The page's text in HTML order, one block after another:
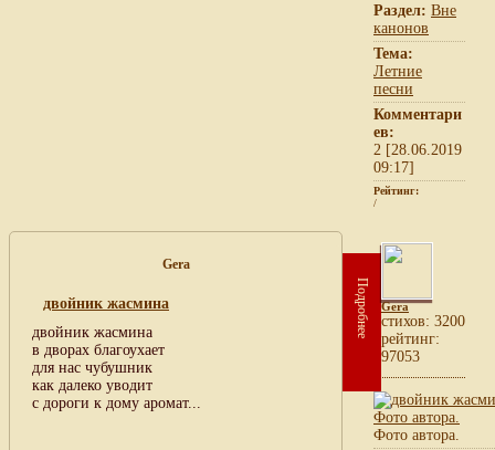
Раздел: Вне
канонов
Тема:
Летние
песни
Комментари
ев:
2 [28.06.2019
09:17]
Рейтинг:
/
Gera
двойник жасмина
двойник жасмина
в дворах благоухает
для нас чубушник
как далеко уводит
с дороги к дому аромат...
Подробнее Gera
cтихов: 3200
рейтинг:
97053
Фото автора.